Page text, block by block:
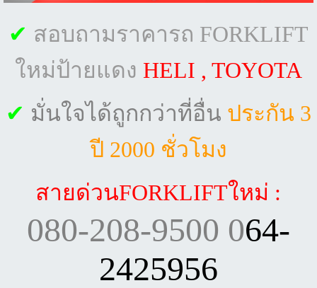
✔ สอบถามราคารถ FORKLIFT
ใหม่ป้ายแดง HELI , TOYOTA
✔ มั่นใจได้ถูกกว่าที่อื่น ประกัน 3
ปี 2000 ชั่วโมง
สายด่วนFORKLIFTใหม่ :
080-208-9500 064-
2425956